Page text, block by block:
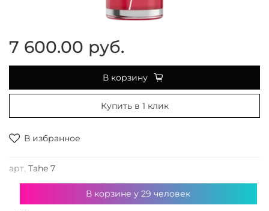
В избранное
арт. Tahe 7
7 600.00 руб.
В корзину
Купить в 1 клик
В корзине у29 человек